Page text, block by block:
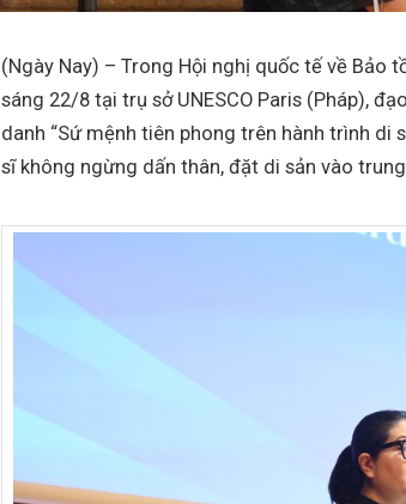
(Ngày Nay) – Trong Hội nghị quốc tế về Bảo
sáng 22/8 tại trụ sở UNESCO Paris (Pháp),
danh “Sứ mệnh tiên phong trên hành trình di
sĩ không ngừng dấn thân, đặt di sản vào